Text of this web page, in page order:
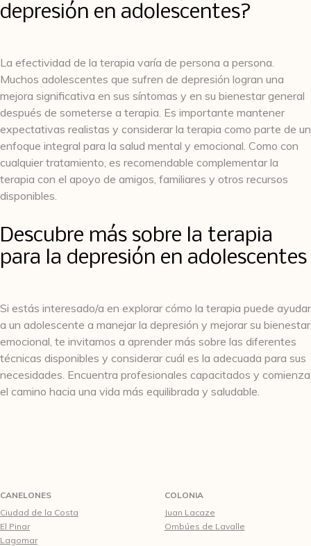
depresión en adolescentes?
La efectividad de la terapia varía de persona a persona.
Muchos adolescentes que sufren de depresión logran una
mejora significativa en sus síntomas y en su bienestar general
después de someterse a terapia. Es importante mantener
expectativas realistas y considerar la terapia como parte de un
enfoque integral para la salud mental y emocional. Como con
cualquier tratamiento, es recomendable complementar la
terapia con el apoyo de amigos, familiares y otros recursos
disponibles.
Descubre más sobre la terapia
para la depresión en adolescentes
Si estás interesado/a en explorar cómo la terapia puede ayudar
a un adolescente a manejar la depresión y mejorar su bienestar
emocional, te invitamos a aprender más sobre las diferentes
técnicas disponibles y considerar cuál es la adecuada para sus
necesidades. Encuentra profesionales capacitados y comienza
el camino hacia una vida más equilibrada y saludable.
CANELONES
Ciudad de la Costa
El Pinar
Lagomar
COLONIA
Juan Lacaze
Ombúes de Lavalle